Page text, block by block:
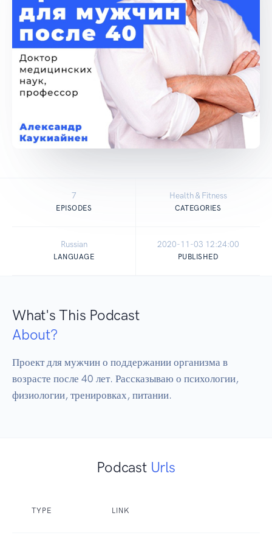
7
EPISODES
Health & Fitness
CATEGORIES
Russian
LANGUAGE
2020-11-03 12:24:00
PUBLISHED
What's This Podcast
About?
Проект для мужчин о поддержании организма в
возрасте после 40 лет. Рассказываю о психологии,
физиологии, тренировках, питании.
Podcast Urls
TYPE LINK